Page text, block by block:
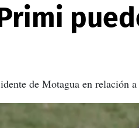
de Motagua en relación